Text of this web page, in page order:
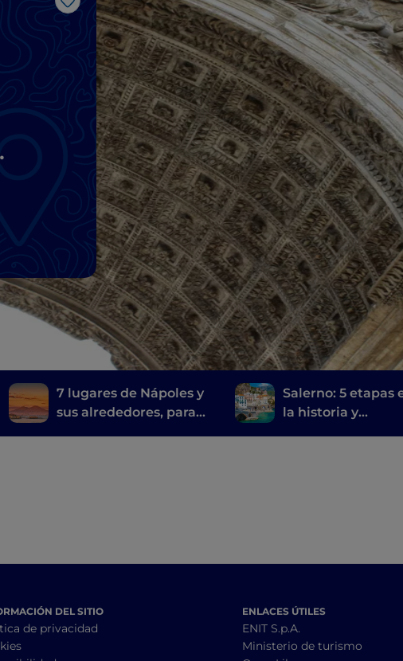
Me gusta
7 lugares de Nápoles y
sus alrededores, para
Salerno: 5 etapas
la historia y
DEL SITIO
de privacidad
ENLACES ÚTILES
ENIT S.p.A.
Ministerio de turismo